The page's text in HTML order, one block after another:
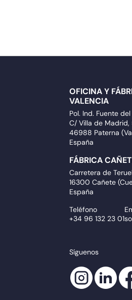
OFICINA Y
VALENCIA
Pol. Ind. Fuente
C/ Villa de Madrid,
46988 Paterna
España
FÁBRICA
Carretera de
16300 Cañete
España
Teléfono
+34 96 132 23 01
Síguenos